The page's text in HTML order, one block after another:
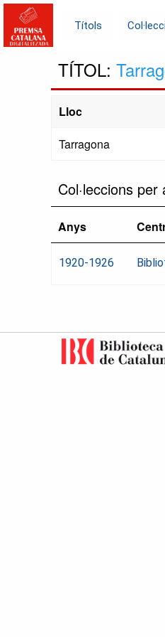
Títols
TÍTOL:
Lloc
Tarragona
Col·leccions
Anys
1920-1926